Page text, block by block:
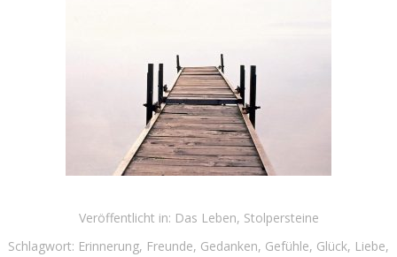
Veröffentlicht in: Das Leben, Stolpersteine
Schlagwort: Erinnerung, Freunde, Gedanken, Gefühle, Glück, Liebe,